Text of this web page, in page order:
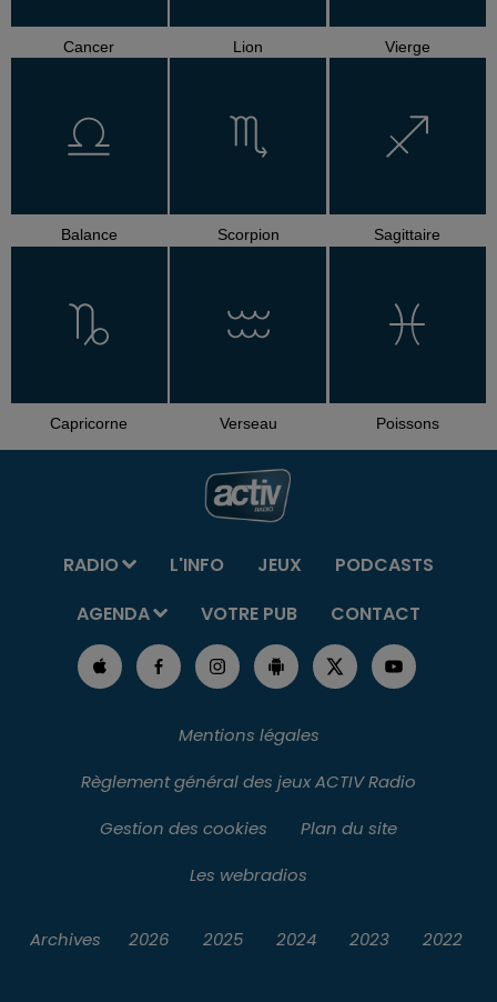
Cancer Lion Vierge
Balance Scorpion Sagittaire
Capricorne Verseau Poissons
RADIO L'INFO JEUX
PODCASTS
AGENDA
VOTRE PUB CONTACT
Mentions légales
Règlement général des jeux ACTIV Radio
Gestion des cookies
Plan du site
Les webradios
Archives 2026 2025 2024 2023 2022